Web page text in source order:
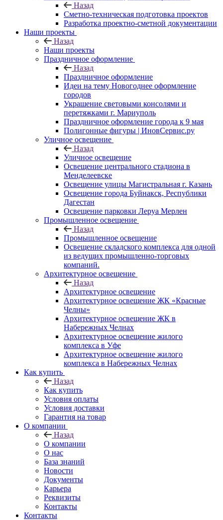
Назад
Сметно-техническая подготовка проектов
Разработка проектно-сметной документации
Наши проекты
Назад
Наши проекты
Праздничное оформление
Назад
Праздничное оформление
Идеи на тему Новогоднее оформление
городов
Украшение световыми консолями и
перетяжками г. Мариуполь
Праздничное оформление города к 9 мая
Полигонные фигуры | ИновСервис.ру
Уличное освещение
Назад
Уличное освещение
Освещение центрального стадиона в
Менделеевске
Освещение улицы Магистральная г. Казань
Освещение города Буйнакск, Республики
Дагестан
Освещение парковки Леруа Мерлен
Промышленное освещение
Назад
Промышленное освещение
Освещение складского комплекса для одной
из ведущих промышленно-торговых
компаний.
Архитектурное освещение
Назад
Архитектурное освещение
Архитектурное освещение ЖК «Красные
Челны»
Архитектурное освещение ЖК в
Набережных Челнах
Архитектурное освещение жилого
комплекса в Уфе
Архитектурное освещение жилого
комплекса в Набережных Челнах
Как купить
Назад
Как купить
Условия оплаты
Условия доставки
Гарантия на товар
О компании
Назад
О компании
О нас
База знаний
Новости
Документы
Карьера
Реквизиты
Контакты
Контакты